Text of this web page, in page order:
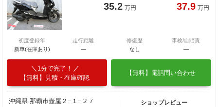
35.2 万円 37.9 万円
初度登録年
新車(在庫あり)
走行距離
―
修復歴
なし
車検/自賠責
―
1分で完了！
【無料】見積・在庫確認
【無料】電話問い合わせ
沖縄県 那覇市壺屋２−１−２７
ショップレビュー